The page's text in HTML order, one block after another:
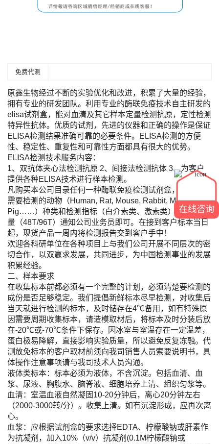
免费代测
原鑫生物经过不断的实验优化和改进，积累了大量的经验，
拥有专业的研发团队。利用专业的酶联免疫技术自主研发的
elisa试剂盒，能对血清及其它样本定量检测抗原，定性检测
特异性抗体。优质的试剂，先进的仪器和正确的操作是保证
ELISA检测结果准确可靠的必要条件。ELISA检测的方便
性、稳定性、重复性和可靠性方面都具有很大的优势。
ELISA检测技术服务内容：
1、双抗体夹心法检测抗原 2、间接法检测抗体 3、为客户
提供各种ELISA技术进行样本检测。
凡购买本公司目录任何一种酶联免疫检测试剂盒，您只需将
需要检测的动物（Human, Rat, Mouse, Rabbit, Monkey,
Pig……）种类和检测指标（白介素类、激素类）及标本数
量（48T/96T）通知公司业务员即可。在接到客户标本当日
起，现货产品一周内将检测报告交到客户手中！
欢迎各科研单位在各种项目上与我们公司开展不同层次的密
切合作，以双赢求发展，共同进步，为中国检测事业的发展
积累经验。
二、样本要求
在收集标本前都必须有一个完整的计划，必须清楚要检测的
成份是否足够稳定。我们提倡新鲜标本尽早检测，对收集后
当天就进行检测的标本，及时储存在4℃备用，如有特殊原
因需要周期收集标本，请造模取材后，将标本及时分装后放
在-20℃或-70℃条件下保存。因冰室与室温存在一定温差，
蛋白极易降解，直接影响实验质量，所以避免反复冻融。代
测放免标本的客户取材前须向我司销售人员索要说明书，具
体操作注意事项请与我司技术人员沟通。
液体类标本：标本必须为液体，不含沉淀。包括血清、血
浆、尿液、胸腹水、脑脊液、细胞培养上清、组织匀浆等。
血清：室温血液自然凝固10-20分钟后，离心20分钟左右
（2000-3000转/分）。收集上清。如有沉淀形成，应再次离
心。
血浆：应根据试剂盒的要求选择EDTA、柠檬酸钠或肝素作
为抗凝剂，加入10%（v/v）抗凝剂(0.1M柠檬酸钠或
在线咨询